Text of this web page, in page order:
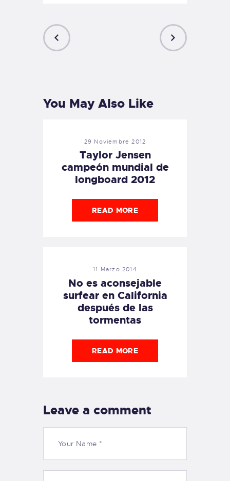
You May Also Like
29 Noviembre 2012
Taylor Jensen
campeón mundial de
longboard 2012
READ MORE
11 Marzo 2014
No es aconsejable
surfear en California
después de las
tormentas
READ MORE
Leave a comment